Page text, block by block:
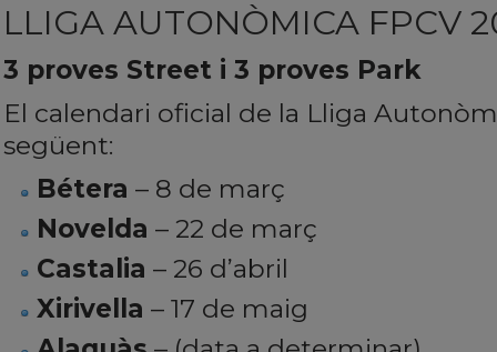
LLIGA AUTONÒMICA FPCV
3 proves Street i 3 proves Park
El calendari oficial de la Lliga
següent:
Bétera – 8 de març
Novelda – 22 de març
Castalia – 26 d’abril
Xirivella – 17 de maig